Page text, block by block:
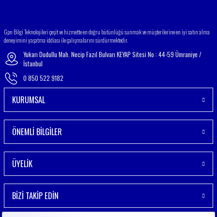
Gpn Bilgi Teknolojileri çeşit ve hizmette en doğru bütünlüğü sunmak ve müşterilerine en iyi satın alma
deneyimini yaşatma iddiası ile çalışmalarını sürdürmektedir.
Yukarı Dudullu Mah. Necip Fazıl Bulvarı KEYAP Sitesi No : 44-59 Ümraniye /
İstanbul
0 850 522 9182
KURUMSAL
ÖNEMLİ BİLGİLER
ÜYELİK
BİZİ TAKİP EDİN